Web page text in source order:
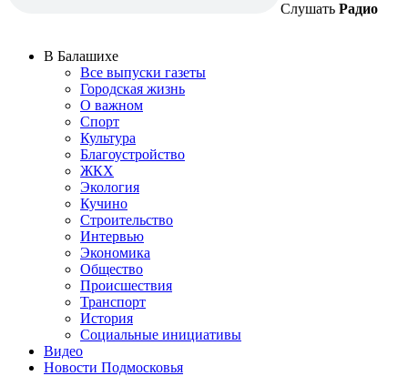
Слушать Радио
В Балашихе
Все выпуски газеты
Городская жизнь
О важном
Спорт
Культура
Благоустройство
ЖКХ
Экология
Кучино
Строительство
Интервью
Экономика
Общество
Происшествия
Транспорт
История
Социальные инициативы
Видео
Новости Подмосковья